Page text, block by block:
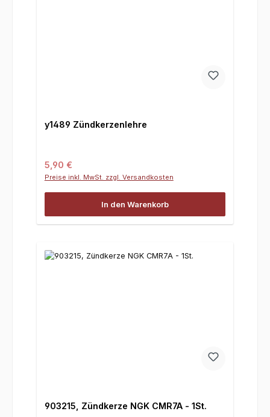
y1489 Zündkerzenlehre
Regulärer Preis:
5,90 €
Preise inkl. MwSt. zzgl. Versandkosten
In den Warenkorb
903215, Zündkerze NGK CMR7A - 1St.